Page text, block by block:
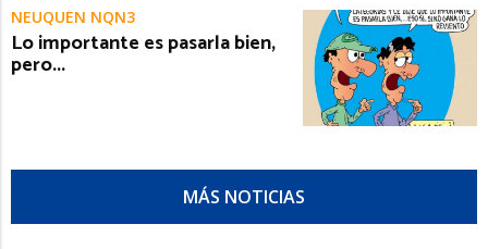
NEUQUÉN NQN3
Lo importante es pasarla bien,
pero...
MÁS NOTICIAS